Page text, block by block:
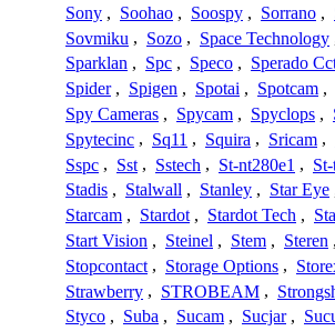
Sony , Soohao , Soospy , Sorrano ,
Sovmiku , Sozo , Space Technology
Sparklan , Spc , Speco , Sperado
Spider , Spigen , Spotai , Spotcam ,
Spy Cameras , Spycam , Spyclops ,
Spytecinc , Sq11 , Squira , Sricam ,
Sspc , Sst , Sstech , St-nt280e1 ,
Stadis , Stalwall , Stanley , Star Eye
Starcam , Stardot , Stardot Tech ,
Start Vision , Steinel , Stem , Steren ,
Stopcontact , Storage Options ,
Strawberry , STROBEAM ,
Styco , Suba , Sucam , Sucjar ,